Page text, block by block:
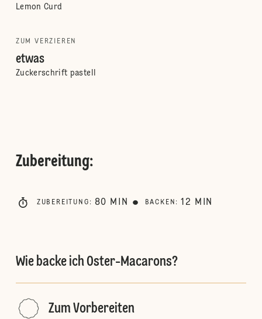
Lemon Curd
ZUM VERZIEREN
etwas
Zuckerschrift pastell
Zubereitung:
ZUBEREITUNG : 80 MIN BACKEN : 12 MIN
Wie backe ich Oster-Macarons?
Zum Vorbereiten